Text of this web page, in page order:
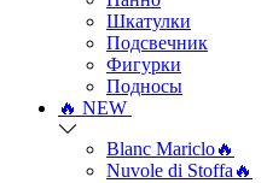
Шкатулки
Подсвечник
Фигурки
Подносы
🔥 NEW
Blanc Mariclo🔥
Nuvole di Stoffa🔥